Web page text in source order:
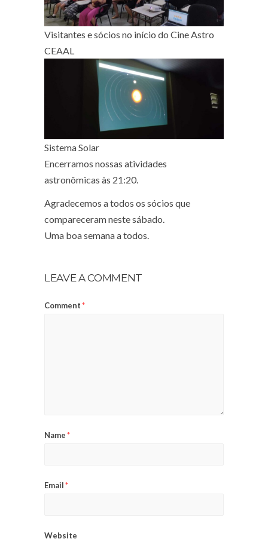
Visitantes e sócios no início do Cine Astro
CEAAL
Sistema Solar
Encerramos nossas atividades
astronômicas às 21:20.
Agradecemos a todos os sócios que
compareceram neste sábado.
Uma boa semana a todos.
LEAVE A COMMENT
Comment*
Name*
Email*
Website